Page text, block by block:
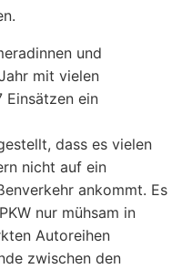
und
mit vielen
Einsätzen ein
dass es vielen
nicht auf ein
ankommt. Es
nur mühsam in
Autoreihen
zwischen den